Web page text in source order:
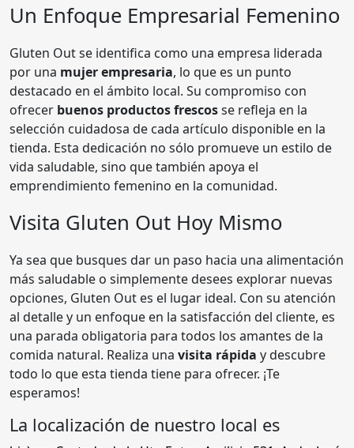
Un Enfoque Empresarial Femenino
Gluten Out se identifica como una empresa liderada
por una mujer empresaria, lo que es un punto
destacado en el ámbito local. Su compromiso con
ofrecer buenos productos frescosse refleja en la
selección cuidadosa de cada artículo disponible en la
tienda. Esta dedicación no sólo promueve un estilo de
vida saludable, sino que también apoya el
emprendimiento femenino en la comunidad.
Visita Gluten Out Hoy Mismo
Ya sea que busques dar un paso hacia una alimentación
más saludable o simplemente desees explorar nuevas
opciones, Gluten Out es el lugar ideal. Con su atención
al detalle y un enfoque en la satisfacción del cliente, es
una parada obligatoria para todos los amantes de la
comida natural. Realiza una visita rápida y descubre
todo lo que esta tienda tiene para ofrecer. ¡Te
esperamos!
La localización de nuestro local es